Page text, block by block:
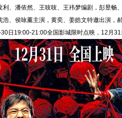
、潘依然、王吱吱、王祎梦编剧，彭昱畅
、侯咏薰主演，黄奕、姜皓文特邀出演，
日19:00-21:00全国影城限时点映，12月31